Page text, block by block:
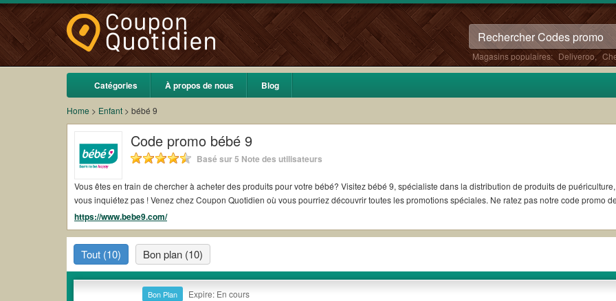
Magasins populaires: Deliveroo,
Catégories À propos de nous Blog
Home > Enfant > bébé 9
Code promo bébé 9
Basé sur5 Note des utilisateurs
Vous êtes en train de chercher à acheter des produits pour votre bébé? Visitez bébé 9, spécialiste dans la distribution de produits de puériculture, de textile enfant et future maman Le prix vous préoccupe? Ne
vous inquiétez pas ! Venez chez Coupon Quotidien où vous pourriez découvrir toutes les promotions spéciales. Ne ratez pas notre code promo
https://www.bebe9.com/
Tout (10) Bon plan (10)
Bon Plan Expire: En cours